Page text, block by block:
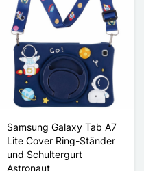
Samsung Galaxy Tab A7
Lite Cover Ring-Ständer
und Schultergurt
Astronaut